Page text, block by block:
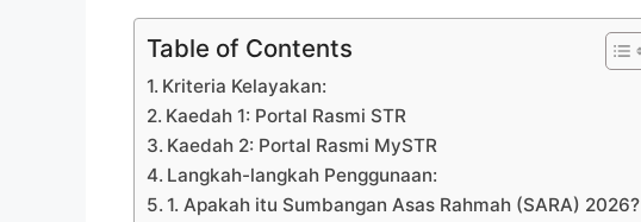
Table of Contents
Kriteria Kelayakan:
Kaedah 1: Portal Rasmi STR
Kaedah 2: Portal Rasmi MySTR
Langkah-langkah Penggunaan:
1. Apakah itu Sumbangan Asas Rahmah (SARA) 2026?